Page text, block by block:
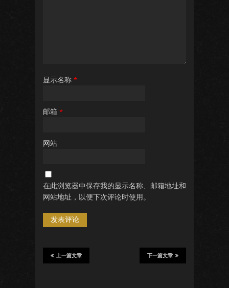
显示名称 *
邮箱 *
网站
在此浏览器中保存我的显示名称、邮箱地址和
网站地址，以便下次评论时使用。
下一篇文章
上一篇文章